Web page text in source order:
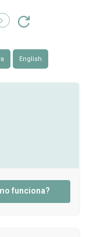
English
funciona?